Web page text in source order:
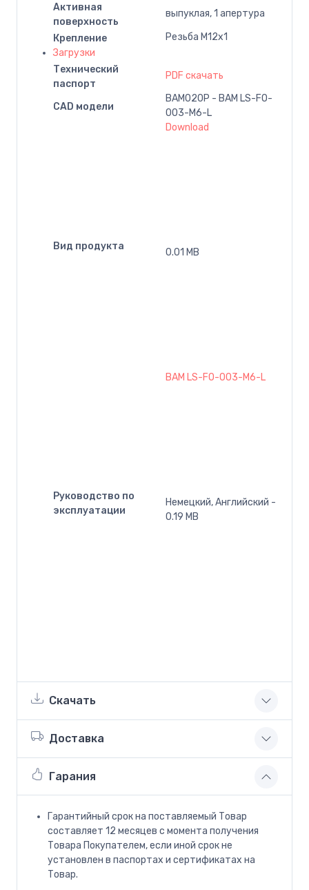
Активная
поверхность
выпуклая, 1 апертура
Крепление
Резьба M12x1
Загрузки
Технический
паспорт
PDF скачать
CAD модели
BAM020P - BAM LS-FO-
003-M6-L
Вид продукта
Download
0.01 MB
Руководство по
эксплуатации
BAM LS-FO-003-M6-L
Немецкий, Английский -
0.19 MB
Скачать
Доставка
Гарания
Гарантийный срок на поставляемый Товар
составляет 12 месяцев с момента получения
Товара Покупателем, если иной срок не
установлен в паспортах и сертификатах на
Товар.